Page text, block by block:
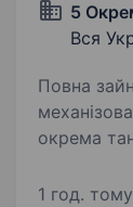
5
Вся
Повна зайнятість. Ми
окрема
в битві за
1 год. тому